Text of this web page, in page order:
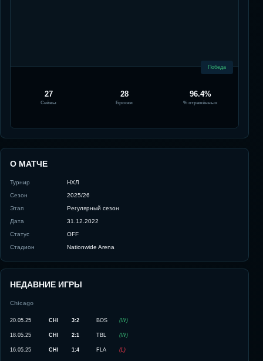
Победа
27
Сейвы
28
Броски
96.4%
% отражённых
О МАТЧЕ
Турнир
НХЛ
Сезон
2025/26
Этап
Регулярный сезон
Дата
31.12.2022
Статус
OFF
Стадион
Nationwide Arena
НЕДАВНИЕ ИГРЫ
Chicago
20.05.25 CHI 3:2 BOS (W)
18.05.25 CHI 2:1 TBL (W)
16.05.25 CHI 1:4 FLA (L)